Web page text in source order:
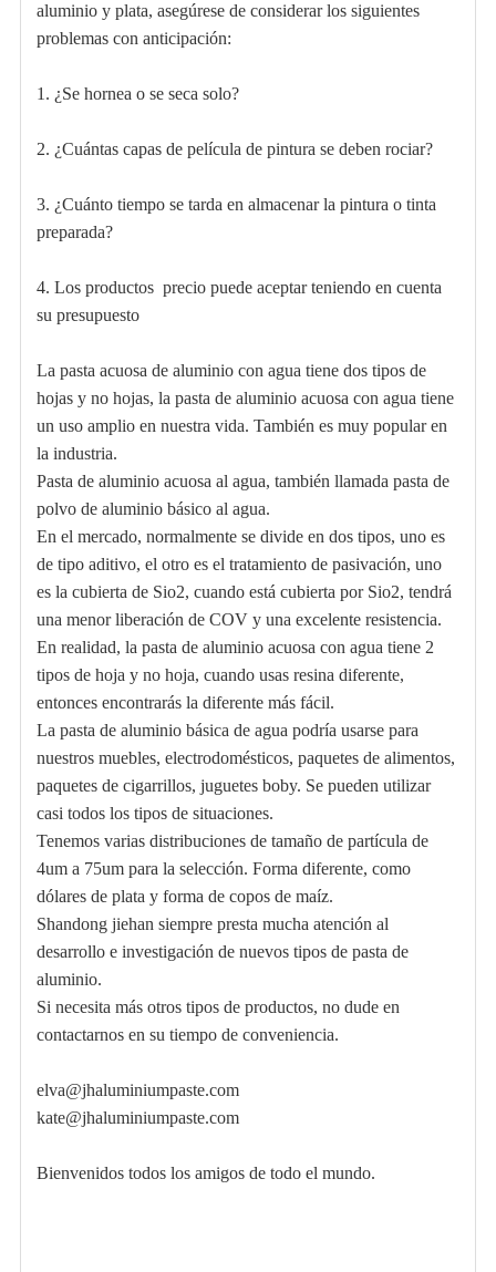
aluminio y plata, asegúrese de considerar los siguientes
problemas con anticipación:
1. ¿Se hornea o se seca solo?
2. ¿Cuántas capas de película de pintura se deben rociar?
3. ¿Cuánto tiempo se tarda en almacenar la pintura o tinta
preparada?
4. Los productos precio puede aceptar teniendo en cuenta
su presupuesto
La pasta acuosa de aluminio con agua tiene dos tipos de
hojas y no hojas, la pasta de aluminio acuosa con agua tiene
un uso amplio en nuestra vida. También es muy popular en
la industria.
Pasta de aluminio acuosa al agua, también llamada pasta de
polvo de aluminio básico al agua.
En el mercado, normalmente se divide en dos tipos, uno es
de tipo aditivo, el otro es el tratamiento de pasivación, uno
es la cubierta de Sio2, cuando está cubierta por Sio2, tendrá
una menor liberación de COV y una excelente resistencia.
En realidad, la pasta de aluminio acuosa con agua tiene 2
tipos de hoja y no hoja, cuando usas resina diferente,
entonces encontrarás la diferente más fácil.
La pasta de aluminio básica de agua podría usarse para
nuestros muebles, electrodomésticos, paquetes de alimentos,
paquetes de cigarrillos, juguetes boby. Se pueden utilizar
casi todos los tipos de situaciones.
Tenemos varias distribuciones de tamaño de partícula de
4um a 75um para la selección. Forma diferente, como
dólares de plata y forma de copos de maíz.
Shandong jiehan siempre presta mucha atención al
desarrollo e investigación de nuevos tipos de pasta de
aluminio.
Si necesita más otros tipos de productos, no dude en
contactarnos en su tiempo de conveniencia.
elva@jhaluminiumpaste.com
kate@jhaluminiumpaste.com
Bienvenidos todos los amigos de todo el mundo.